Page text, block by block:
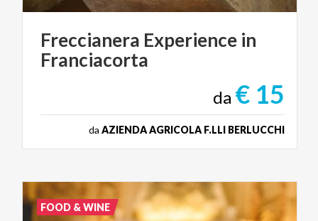
Freccianera Experience in
Franciacorta
da € 15
da AZIENDA AGRICOLA F.LLI BERLUCCHI
FOOD & WINE